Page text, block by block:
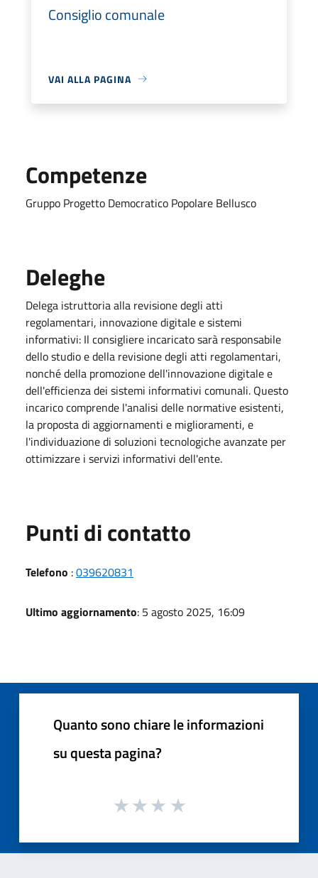
Consiglio comunale
VAI ALLA PAGINA
Competenze
Gruppo Progetto Democratico Popolare Bellusco
Deleghe
Delega istruttoria alla revisione degli atti
regolamentari, innovazione digitale e sistemi
informativi: Il consigliere incaricato sarà responsabile
dello studio e della revisione degli atti regolamentari,
nonché della promozione dell'innovazione digitale e
dell'efficienza dei sistemi informativi comunali. Questo
incarico comprende l'analisi delle normative esistenti,
la proposta di aggiornamenti e miglioramenti, e
l'individuazione di soluzioni tecnologiche avanzate per
ottimizzare i servizi informativi dell'ente.
Punti di contatto
Telefono :039620831
Ultimo aggiornamento: 5 agosto 2025, 16:09
Quanto sono chiare le informazioni
su questa pagina?